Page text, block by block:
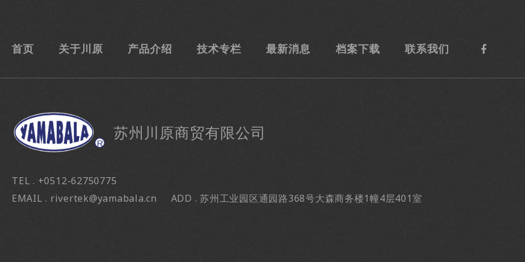
首页 关于川原 产品介绍 技术专栏 最新消息 档案下载 联系我们
苏州川原商贸有限公司
TEL . +0512-62750775
EMAIL . rivertek@yamabala.cn
ADD . 苏州工业园区通园路368号大森商务楼1幢4层401室